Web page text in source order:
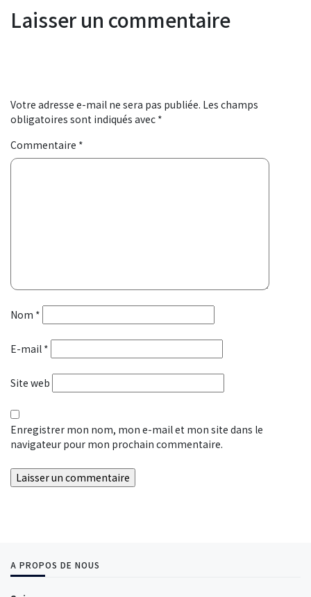
Laisser un commentaire
Votre adresse e-mail ne sera pas publiée. Les champs
obligatoires sont indiqués avec *
Commentaire *
Nom *
E-mail *
Site web
Enregistrer mon nom, mon e-mail et mon site dans le
navigateur pour mon prochain commentaire.
A PROPOS DE NOUS